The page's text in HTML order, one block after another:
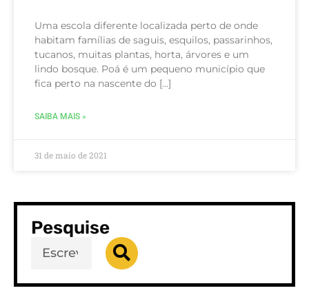
Uma escola diferente localizada perto de onde
habitam famílias de saguis, esquilos, passarinhos,
tucanos, muitas plantas, horta, árvores e um
lindo bosque. Poá é um pequeno município que
fica perto na nascente do […]
SAIBA MAIS »
31 de maio de 2021
Pesquise